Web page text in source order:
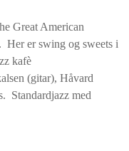
Great American
Her er swing og sweets i
kafè
(gitar), Håvard
Standardjazz med